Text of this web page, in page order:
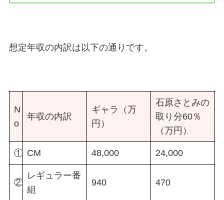
想定年収の内訳は以下の通りです。
N
o
年収の内訳
ギャラ（万
円）
石原さとみの
取り分60％
（万円）
① CM 48,000 24,000
②
レギュラー番
組
940 470